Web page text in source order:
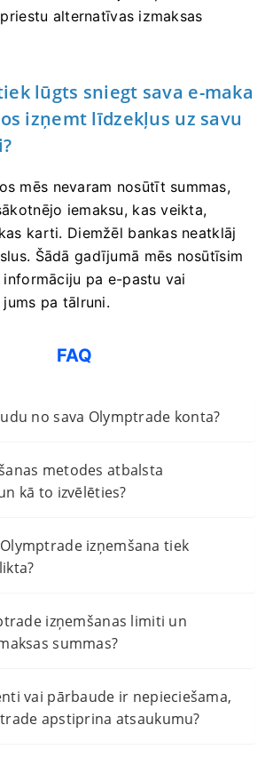
alternatīvas izmaksas
lūgts sniegt sava e-maka
izņemt līdzekļus uz savu
mēs nevaram nosūtīt summas,
iemaksu, kas veikta,
karti. Diemžēl bankas neatklāj
Šādā gadījumā mēs nosūtīsim
pa e-pastu vai
pa tālruni.
FAQ
no sava Olymptrade konta?
metodes atbalsta
kā to izvēlēties?
izņemšana tiek
izņemšanas limiti un
summas?
vai pārbaude ir nepieciešama,
apstiprina atsaukumu?